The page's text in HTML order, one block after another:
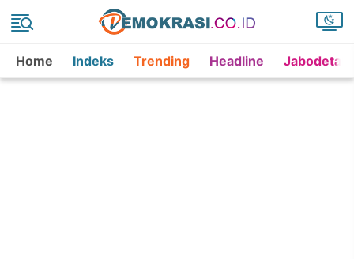
Home Indeks Trending Headline